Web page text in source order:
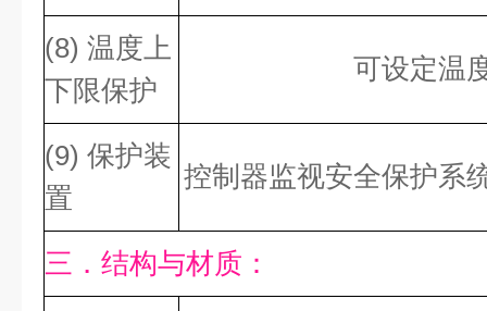
(8) 温度上
下限保护
可设定温
(9) 保护装
置
控制器监视安全保护系
三．结构与材质：